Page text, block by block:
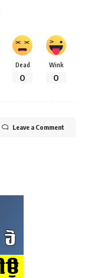
Dead
0
Wink
0
Leave a Comment